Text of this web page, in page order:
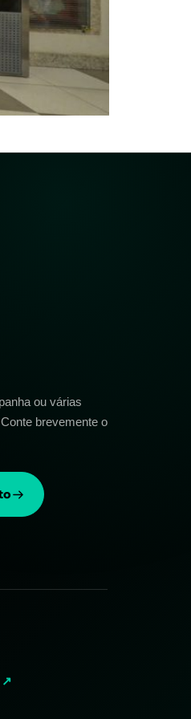
ou várias
brevemente o
↗